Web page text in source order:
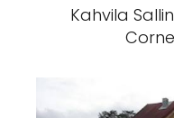
Kahvila